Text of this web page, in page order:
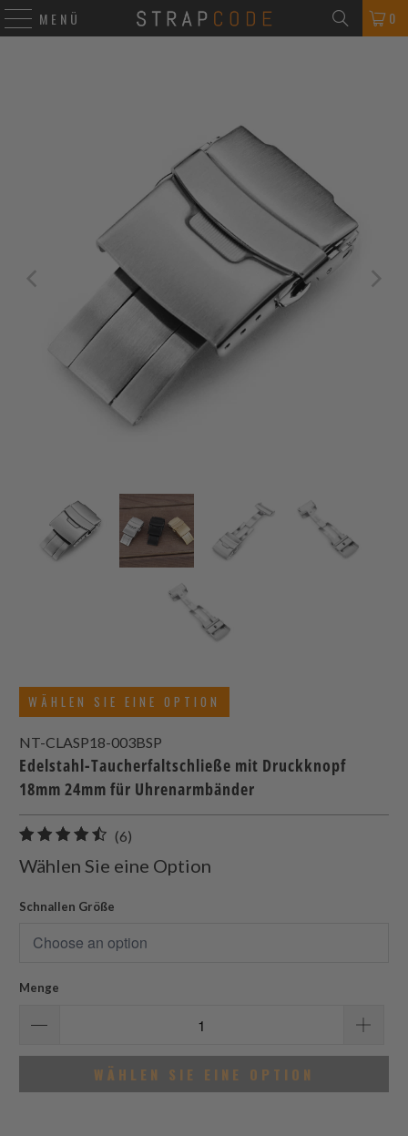
MENÜ 0
WÄHLEN SIE EINE OPTION
NT-CLASP18-003BSP
Edelstahl-Taucherfaltschließe mit Druckknopf
18mm 24mm für Uhrenarmbänder
(6)
gesamt
Bewertungen
Wählen Sie eine Option
Schnallen Größe
Menge
WÄHLEN SIE EINE OPTION